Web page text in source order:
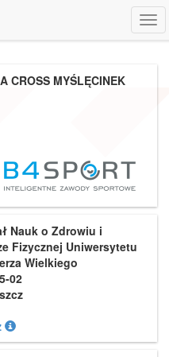
CROSS MYŚLĘCINEK
Nauk o Zdrowiu i
Fizycznej Uniwersytetu
Wielkiego
02